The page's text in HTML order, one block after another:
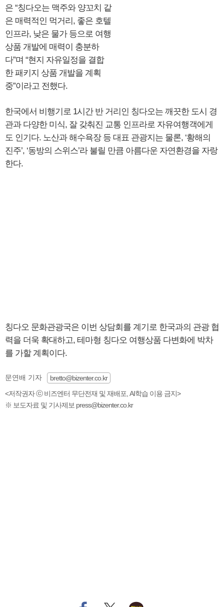
은 “칭다오는 맥주와 양꼬치 같
은 매력적인 먹거리, 좋은 호텔
인프라, 낮은 물가 등으로 여행
상품 개발에 매력이 충분하
다”며 “현지 자유일정을 결합
한 패키지 상품 개발을 계획
중”이라고 전했다.
한국에서 비행기로 1시간 반 거리인 칭다오는 깨끗한 도시 경
관과 다양한 미식, 잘 갖춰진 교통 인프라로 자유여행객에게
도 인기다. 노산과 해수욕장 등 대표 관광지는 물론, ‘황해의
진주’, ‘동방의 스위스’라 불릴 만큼 아름다운 자연환경을 자랑
한다.
칭다오 문화관광국은 이번 상담회를 계기로 한국과의 관광 협
력을 더욱 확대하고, 테마형 칭다오 여행상품 다변화에 박차
를 가할 계획이다.
문연배 기자
bretto@bizenter.co.kr
<저작권자 ⓒ 비즈엔터 무단전재 및 재배포, AI학습 이용 금지>
※ 보도자료 및 기사제보 press@bizenter.co.kr